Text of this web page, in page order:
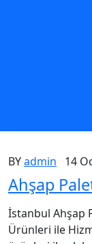
BYadmin 14
Ahşap
İstanbul Ahşap
Ürünleri ile